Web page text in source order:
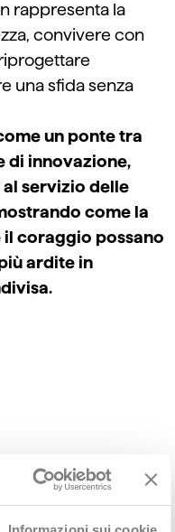
rappresenta la
convivere con
una sfida senza
un ponte tra
di innovazione,
servizio delle
come la
coraggio possano
ardite in